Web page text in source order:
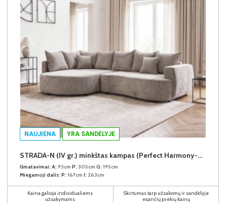
NAUJIENA YRA SANDĖLYJE
STRADA-N (IV gr.) minkštas kampas (Perfect Harmony-04) K
Išmatavimai: A: 93cm P: 305cm G: 195cm
Miegamoji dalis: P: 167cm I: 263cm
Kaina galioja individualiems
užsakymams
Skirtumas tarp užsakomų ir sandėlyje
esančių prekių kainų